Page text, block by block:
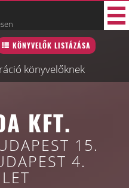
KÖNYVELŐK LISTÁZÁSA
könyvelőknek
KFT.
15.
4.